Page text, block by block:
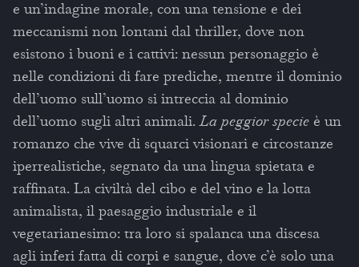
e un’indagine morale, con una tensione e dei
meccanismi non lontani dal thriller, dove non
esistono i buoni e i cattivi: nessun personaggio è
nelle condizioni di fare prediche, mentre il dominio
dell’uomo sull’uomo si intreccia al dominio
dell’uomo sugli altri animali.La peggior specie è un
romanzo che vive di squarci visionari e circostanze
iperrealistiche, segnato da una lingua spietata e
raffinata. La civiltà del cibo e del vino e la lotta
animalista, il paesaggio industriale e il
vegetarianesimo: tra loro si spalanca una discesa
agli inferi fatta di corpi e sangue, dove c’è solo una